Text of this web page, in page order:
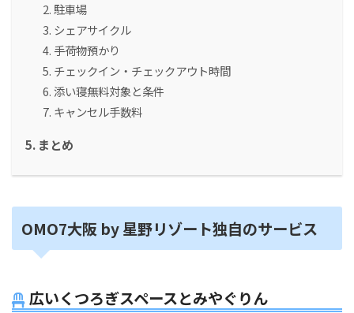
駐車場
シェアサイクル
手荷物預かり
チェックイン・チェックアウト時間
添い寝無料対象と条件
キャンセル手数料
まとめ
OMO7大阪 by 星野リゾート独自のサービス
広いくつろぎスペースとみやぐりん